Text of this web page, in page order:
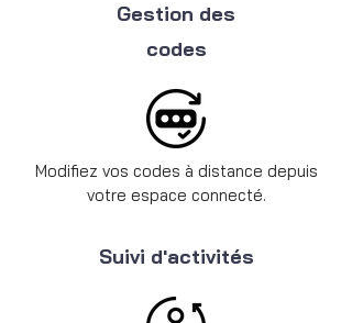
Gestion des
codes
Modifiez vos codes à distance depuis
votre espace connecté.
Suivi d'activités